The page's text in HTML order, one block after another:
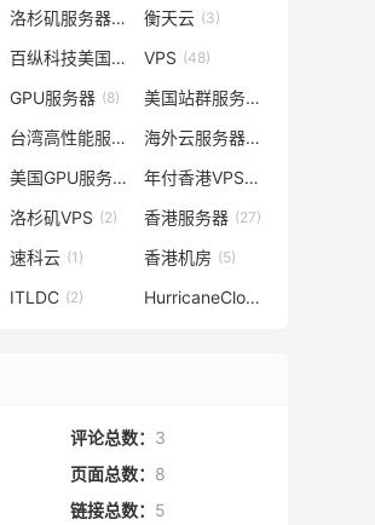
洛杉矶服务器
(1) 衡天云 (3)
百纵科技美国服务器 (1)
VPS (48)
GPU服务器 (8) 美国站群服务器
台湾高性能服务器 (1) 海外云服务器(3)
(1) 美国GPU服务器 (1) 年付香港VPS
(1)
洛杉矶VPS (2) 香港服务器 (27)
速科云 (1) 香港机房 (5)
ITLDC (2) HurricaneCloud
评论总数： 3
页面总数： 8
链接总数： 5